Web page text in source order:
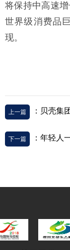
将保持中高速
世界级消费品
现。
上一篇 ：贝壳集
下一篇 ：年轻人